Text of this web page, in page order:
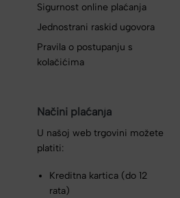
Sigurnost online plaćanja
Jednostrani raskid ugovora
Pravila o postupanju s
kolačićima
Načini plaćanja
U našoj web trgovini možete
platiti:
Kreditna kartica (do 12
rata)